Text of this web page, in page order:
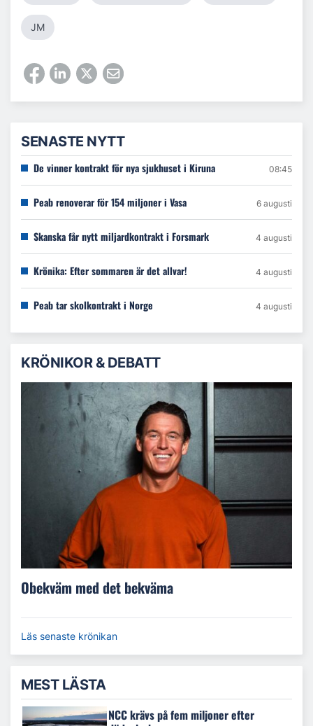
JM
SENASTE NYTT
De vinner kontrakt för nya sjukhuset i Kiruna 08:45
Peab renoverar för 154 miljoner i Vasa 6 augusti
Skanska får nytt miljardkontrakt i Forsmark 4 augusti
Krönika: Efter sommaren är det allvar! 4 augusti
Peab tar skolkontrakt i Norge 4 augusti
KRÖNIKOR & DEBATT
Obekväm med det bekväma
Läs senaste krönikan
MEST LÄSTA
NCC krävs på fem miljoner efter